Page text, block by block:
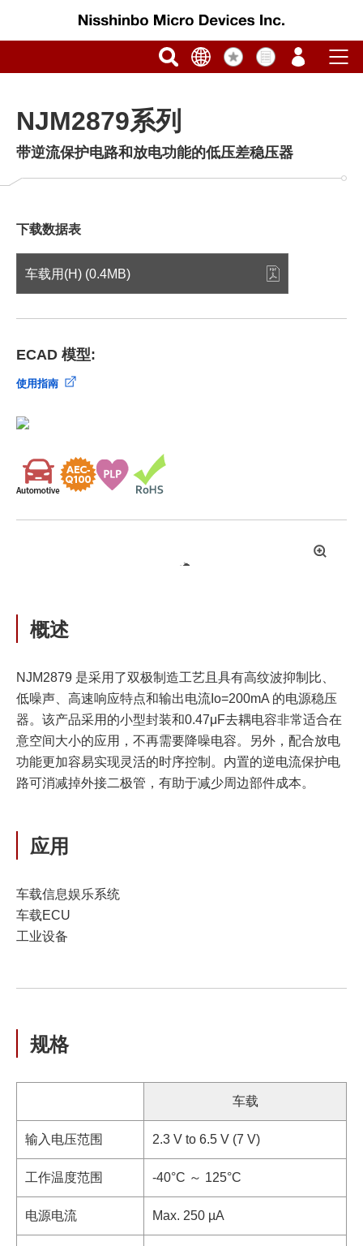
NJM2879系列
带逆流保护电路和放电功能的低压差稳压器
下载数据表
车载用(H) (0.4MB)
ECAD 模型:
使用指南
拡
概述
NJM2879 是采用了双极制造工艺且具有高纹波抑制比、
低噪声、高速响应特点和输出电流Io=200mA 的电源稳压
器。该产品采用的小型封装和0.47μF去耦电容非常适合在
意空间大小的应用，不再需要降噪电容。另外，配合放电
功能更加容易实现灵活的时序控制。内置的逆电流保护电
路可消减掉外接二极管，有助于减少周边部件成本。
应用
车载信息娱乐系统
车载ECU
工业设备
规格
车载
输入电压范围 2.3 V to 6.5 V (7 V)
工作温度范围 -40°C ～ 125°C
电源电流 Max. 250 µA